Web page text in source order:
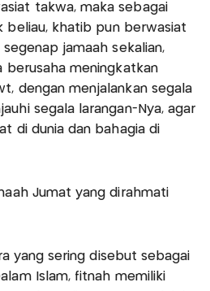
takwa, maka sebagai
beliau, khatib pun berwasiat
jamaah sekalian,
berusaha meningkatkan
dengan menjalankan segala
segala larangan-Nya, agar
di dunia dan bahagia di
Jumat yang dirahmati
yang sering disebut sebagai
Islam, fitnah memiliki